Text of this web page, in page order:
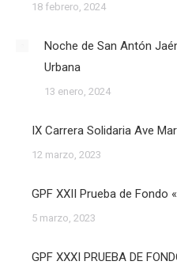
18 febrero, 2024
Noche de San Antón
Urbana
13 enero, 2024
IX Carrera Solidaria Ave
12 marzo, 2023
GPF XXII Prueba de Fondo
5 marzo, 2023
GPF XXXI PRUEBA DE